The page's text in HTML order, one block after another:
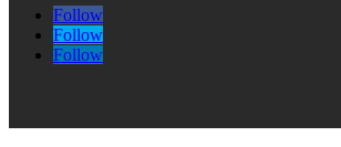
Follow
Follow
Follow